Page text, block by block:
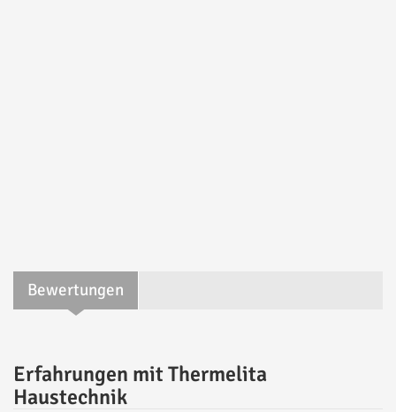
Bewertungen
Erfahrungen mit Thermelita
Haustechnik